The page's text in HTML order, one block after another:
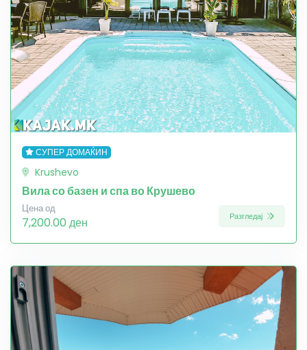
СУПЕР ДОМАЌИН
Krushevo
Вила со базен и спа во Крушево
Цена од
7,200.00 ден Разгледај